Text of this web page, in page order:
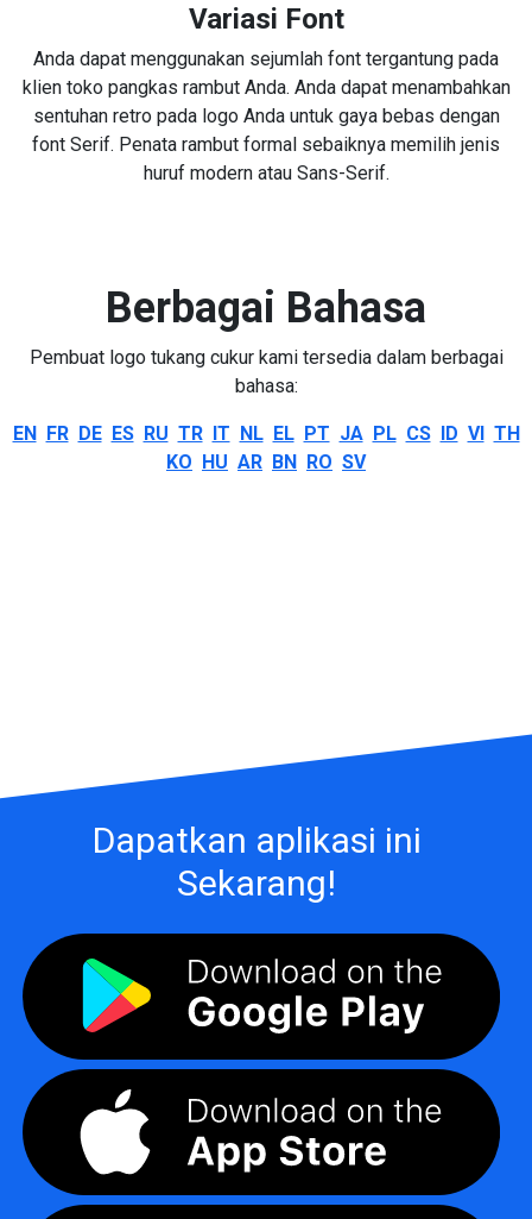
Variasi Font
Anda dapat menggunakan sejumlah font tergantung pada
klien toko pangkas rambut Anda. Anda dapat menambahkan
sentuhan retro pada logo Anda untuk gaya bebas dengan
font Serif. Penata rambut formal sebaiknya memilih jenis
huruf modern atau Sans-Serif.
Berbagai Bahasa
Pembuat logo tukang cukur kami tersedia dalam berbagai
bahasa:
EN FR DE ES RU TR IT NL EL PT JA PL CS ID VI TH
KO HU AR BN RO SV
Dapatkan aplikasi ini
Sekarang!